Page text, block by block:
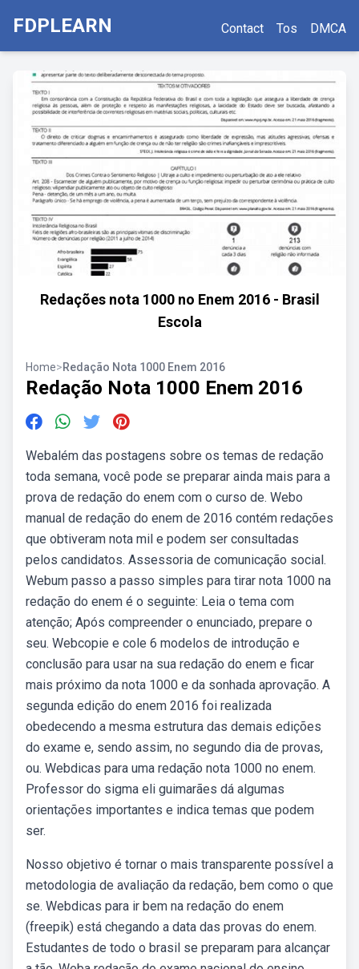
FDPLEARN Contact Tos DMCA
Redações nota 1000 no Enem 2016 - Brasil
Escola
Home>Redação Nota 1000 Enem 2016
Redação Nota 1000 Enem 2016
Webalém das postagens sobre os temas de redação
toda semana, você pode se preparar ainda mais para a
prova de redação do enem com o curso de. Webo
manual de redação do enem de 2016 contém redações
que obtiveram nota mil e podem ser consultadas
pelos candidatos. Assessoria de comunicação social.
Webum passo a passo simples para tirar nota 1000 na
redação do enem é o seguinte: Leia o tema com
atenção; Após compreender o enunciado, prepare o
seu. Webcopie e cole 6 modelos de introdução e
conclusão para usar na sua redação do enem e ficar
mais próximo da nota 1000 e da sonhada aprovação. A
segunda edição do enem 2016 foi realizada
obedecendo a mesma estrutura das demais edições
do exame e, sendo assim, no segundo dia de provas,
ou. Webdicas para uma redação nota 1000 no enem.
Professor do sigma eli guimarães dá algumas
orientações importantes e indica temas que podem
ser.
Nosso objetivo é tornar o mais transparente possível a
metodologia de avaliação da redação, bem como o que
se. Webdicas para ir bem na redação do enem
(freepik) está chegando a data das provas do enem.
Estudantes de todo o brasil se preparam para alcançar